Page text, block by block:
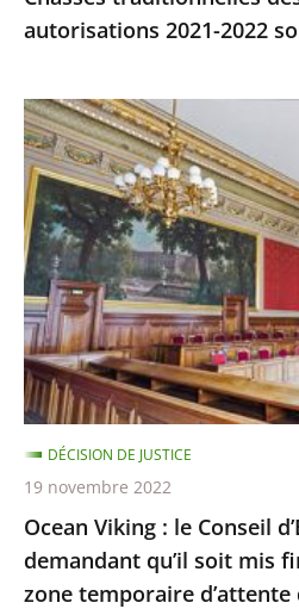
autorisations 2021-2022
Ocean
Viking
:
le
Conseil
d’État
rejette
l’appel
demandant
qu’il
soit
mis
fin,
en
urgence,
Ocean Viking : le Conseil
demandant qu’il soit mis
zone temporaire d’attente
DÉCISION DE JUSTICE
19 novembre 2022